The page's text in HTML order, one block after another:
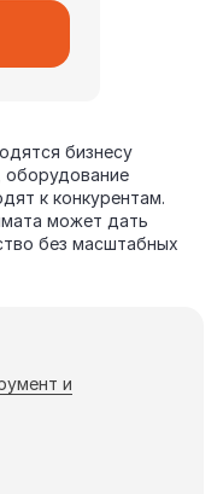
бизнесу
оборудование
к конкурентам.
может дать
без масштабных
и